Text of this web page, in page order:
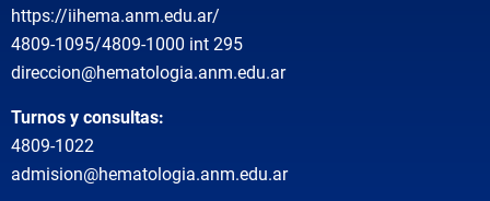
https://iihema.anm.edu.ar/
4809-1095/4809-1000 int 295
direccion@hematologia.anm.edu.ar
Turnos y consultas:
4809-1022
admision@hematologia.anm.edu.ar